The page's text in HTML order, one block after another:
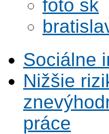
foto sk
Sociálne
Nižšie
práce